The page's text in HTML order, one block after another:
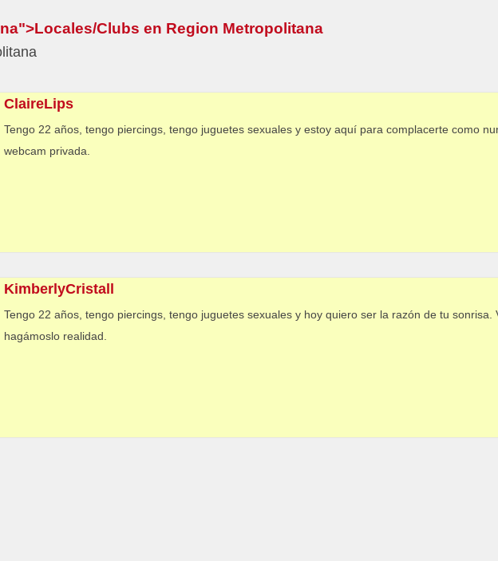
">Locales/Clubs en Region Metropolitana
ClaireLips
Tengo 22 años, tengo piercings, tengo juguetes sexuales y estoy aquí para complacerte como
webcam privada.
KimberlyCristall
Tengo 22 años, tengo piercings, tengo juguetes sexuales y hoy quiero ser la razón de tu sonrisa.
hagámoslo realidad.